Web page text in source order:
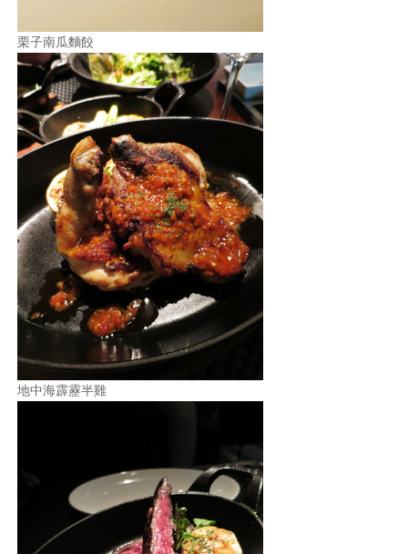
栗子南瓜麵餃
地中海霹靂半雞